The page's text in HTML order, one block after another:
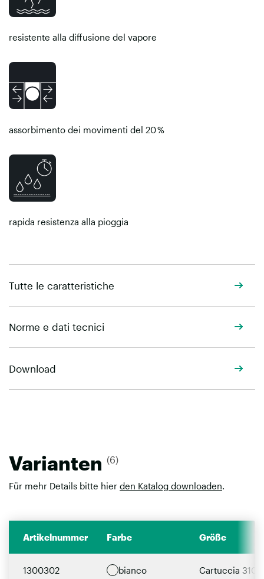
Tutte le caratteristiche
Norme e dati tecnici
Download
resistente alla diffusione del vapore
assorbimento dei movimenti del 20 %
rapida resistenza alla pioggia
Varianten (6)
Für mehr Details bitte hier den Katalog downloaden.
Artikelnummer Farbe Größe
1300302 bianco Cartuccia